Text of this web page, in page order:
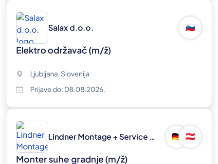
Salax d.o.o. 🇸🇮
Elektro održavač (m/ž)
Ljubljana, Slovenija
Prijave do: 08.08.2026.
Lindner Montage + Service GmbH 🇩🇪 🇦🇹
Monter suhe gradnje(m/ž)